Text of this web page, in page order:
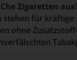
Zigaretten
stehen für kräftige
ohne